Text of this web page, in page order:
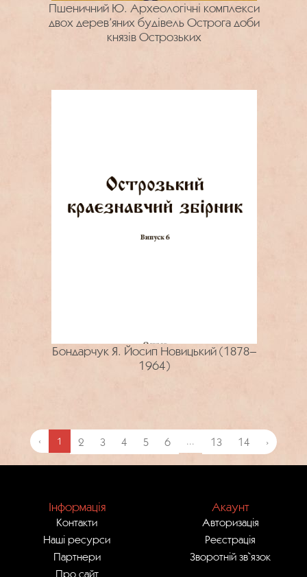
Пшеничний Ю. Археологічні комплекси
двох дерев’яних будівель Острога доби
князів Острозьких
Бондарчук Я. Йосип Новицький (1878–
1964)
‹ 1 2 3 4 5 6 ... 13 14 ›
Інформація
Контакти
Наші ресурси
Партнери
Про сайт
Акаунт
Авторизація
Реєстрація
Зворотній зв`язок